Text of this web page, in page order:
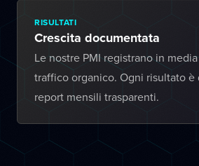
RISULTATI
Crescita documentata
Le nostre PMI registrano in
traffico organico. Ogni risultato
report mensili trasparenti.